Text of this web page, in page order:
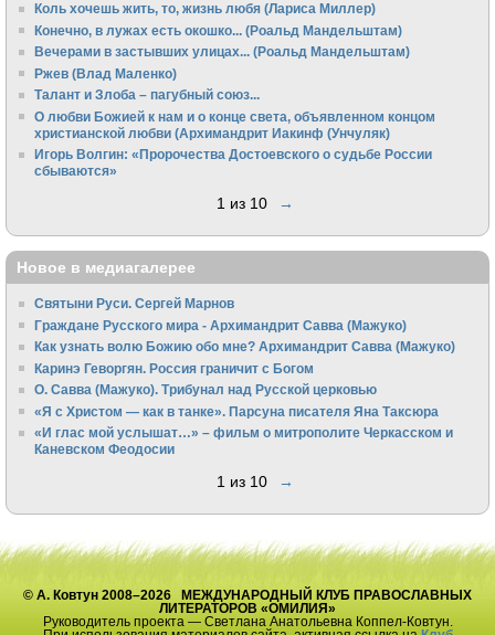
Коль хочешь жить, то, жизнь любя (Лариса Миллер)
Конечно, в лужах есть окошко... (Роальд Мандельштам)
Вечерами в застывших улицах... (Роальд Мандельштам)
Ржев (Влад Маленко)
Талант и Злоба – пагубный союз...
О любви Божией к нам и о конце света, объявленном концом
христианской любви (Архимандрит Иакинф (Унчуляк)
Игорь Волгин: «Пророчества Достоевского о судьбе России
сбываются»
1 из 10 →
Новое в медиагалерее
Святыни Руси. Сергей Марнов
Граждане Русского мира - Архимандрит Савва (Мажуко)
Как узнать волю Божию обо мне? Архимандрит Савва (Мажуко)
Каринэ Геворгян. Россия граничит с Богом
О. Савва (Мажуко). Трибунал над Русской церковью
«Я с Христом — как в танке». Парсуна писателя Яна Таксюра
«И глас мой услышат…» – фильм о митрополите Черкасском и
Каневском Феодосии
1 из 10 →
© А. Ковтун 2008–2026 МЕЖДУНАРОДНЫЙ КЛУБ ПРАВОСЛАВНЫХ
ЛИТЕРАТОРОВ «ОМИЛИЯ»
Руководитель проекта — Светлана Анатольевна Коппел-Ковтун.